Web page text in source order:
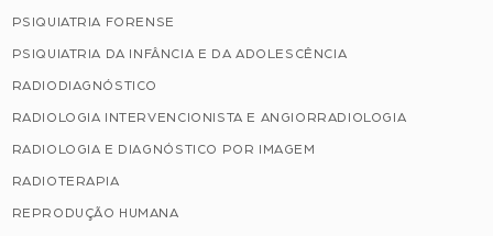
PSIQUIATRIA FORENSE
PSIQUIATRIA DA INFÂNCIA E DA ADOLESCÊNCIA
RADIODIAGNÓSTICO
RADIOLOGIA INTERVENCIONISTA E ANGIORRADIOLOGIA
RADIOLOGIA E DIAGNÓSTICO POR IMAGEM
RADIOTERAPIA
REPRODUÇÃO HUMANA